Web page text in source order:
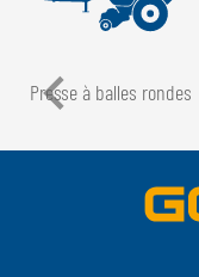
Presse à balles rondes